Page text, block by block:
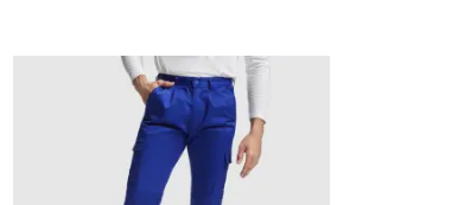
Fascia
di
prezzo:
da
11,75 €
a
16,79 €